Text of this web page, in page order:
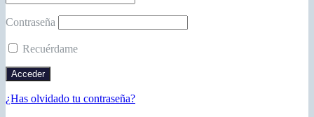
Contraseña
Recuérdame
¿Has olvidado tu contraseña?